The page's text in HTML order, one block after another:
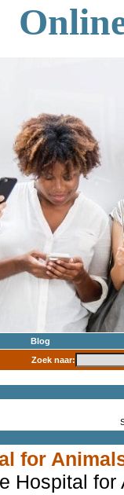
Blog
Zoek naar:
for
Hospital for